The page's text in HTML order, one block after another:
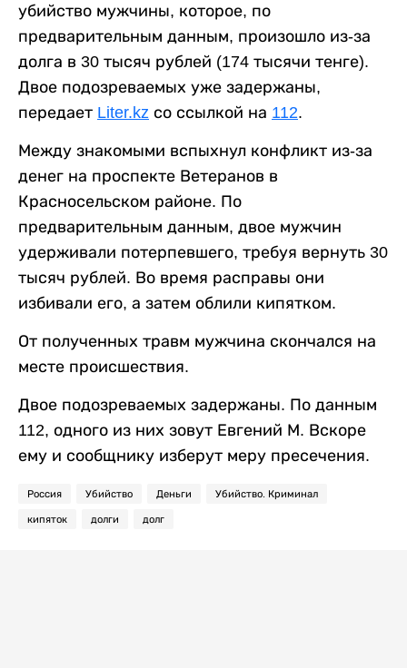
убийство мужчины, которое, по
предварительным данным, произошло из-за
долга в 30 тысяч рублей (174 тысячи тенге).
Двое подозреваемых уже задержаны,
передает Liter.kz со ссылкой на 112.
Между знакомыми вспыхнул конфликт из-за
денег на проспекте Ветеранов в
Красносельском районе. По
предварительным данным, двое мужчин
удерживали потерпевшего, требуя вернуть 30
тысяч рублей. Во время расправы они
избивали его, а затем облили кипятком.
От полученных травм мужчина скончался на
месте происшествия.
Двое подозреваемых задержаны. По данным
112, одного из них зовут Евгений М. Вскоре
ему и сообщнику изберут меру пресечения.
Россия Убийство Деньги Убийство. Криминал
кипяток долги долг